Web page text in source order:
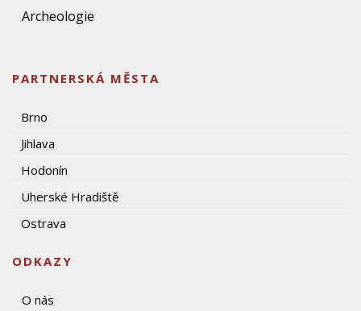
Archeologie
PARTNERSKÁ MĚSTA
Brno
Jihlava
Hodonín
Uherské Hradiště
Ostrava
ODKAZY
O nás